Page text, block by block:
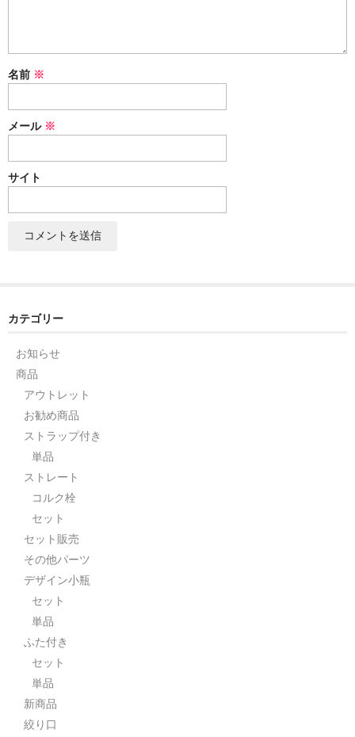
単品
セット
アウトレット
お問い合わせ
名前 ※
メール ※
サイト
カテゴリー
お知らせ
商品
アウトレット
お勧め商品
ストラップ付き
単品
ストレート
コルク栓
セット
セット販売
その他パーツ
デザイン小瓶
セット
単品
ふた付き
セット
単品
新商品
絞り口